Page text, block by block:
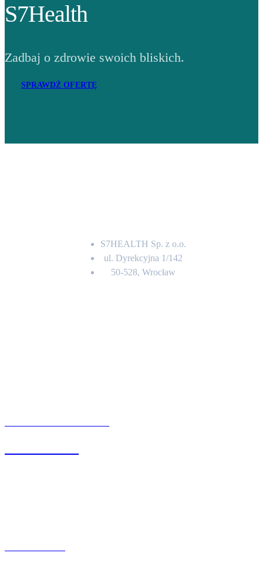
S7Health
Zadbaj o zdrowie swoich bliskich.
SPRAWDŹ OFERTĘ
S7HEALTH Sp. z o.o.
ul. Dyrekcyjna 1/142
50-528, Wrocław